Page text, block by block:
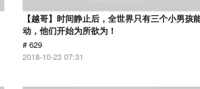
【越哥】时间静止后，全世界只有三个小男孩
动，他们开始为所欲为！
# 629
2018-10-23 07:31